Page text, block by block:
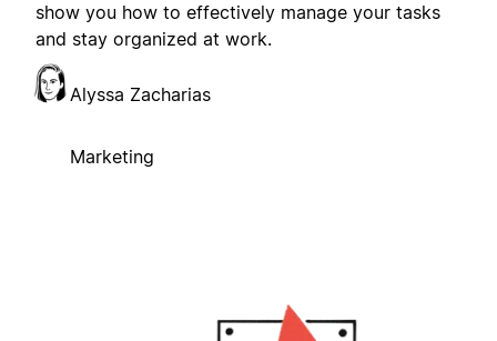
show you how to effectively manage your tasks
and stay organized at work.
Alyssa Zacharias
Marketing